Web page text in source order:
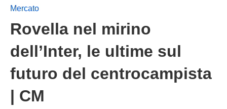
futuro-
del-
centrocampista-
cm/amp/
Mercato
Rovella nel mirino
dell’Inter, le ultime sul
futuro del centrocampista
| CM